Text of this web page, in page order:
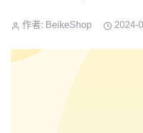
作者: BeikeShop 2024-